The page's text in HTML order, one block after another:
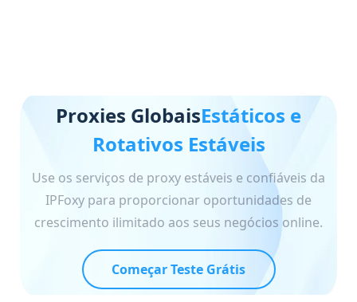
Proxies GlobaisEstáticos e
Rotativos Estáveis
Use os serviços de proxy estáveis e confiáveis da
IPFoxy para proporcionar oportunidades de
crescimento ilimitado aos seus negócios online.
Começar Teste Grátis